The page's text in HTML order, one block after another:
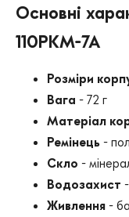
Основні
110PKM-7A
Розміри
Вага - 72 г
Матеріал
Ремінець -
Скло -
Водозахист
Живлення -